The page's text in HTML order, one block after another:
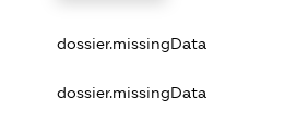
dossier.missingData
dossier.missingData